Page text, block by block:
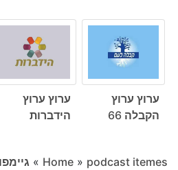
ערוץ ערוץ
הקבלה 66
ערוץ ערוץ
הידברות
Home » podcast itemes
»